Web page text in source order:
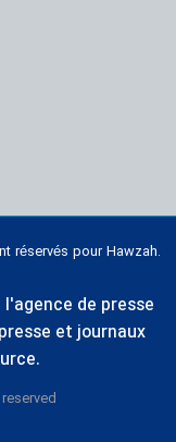
réservés pour Hawzah.
de presse
et journaux